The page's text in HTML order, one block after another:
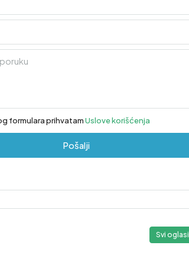
formulara prihvatamUslove korišćenja
Pošalji
Svi oglasi